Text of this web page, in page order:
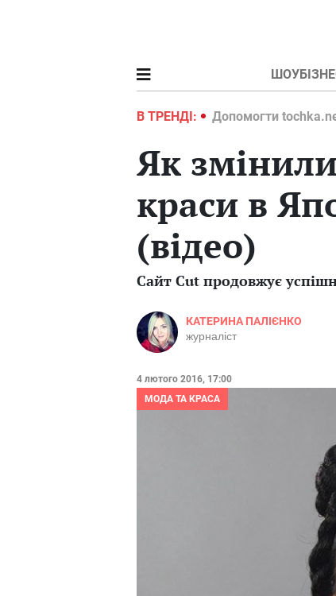
В ТРЕНДІ:
Війна в Україні 2022 Допомогти
Як
краси в
(відео)
Сайт Cut продовжує
КАТЕРИНА ПАЛІЄНКО
журналіст
4 лютого 2016, 17:00
МОДА ТА КРАСА